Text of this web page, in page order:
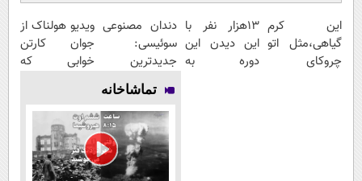
این کرم
گیاهی،مثل اتو
چروکای
13هزار نفر با
این دیدن این
دوره به
دندان مصنوعی
سوئیسی:
جدیدترین
فناوری اروپا،
سبک و مقاوم |
پرداخت قسطی
ویدیو هولناک از
جوان کارتن
خوابی که
تماشاخانه